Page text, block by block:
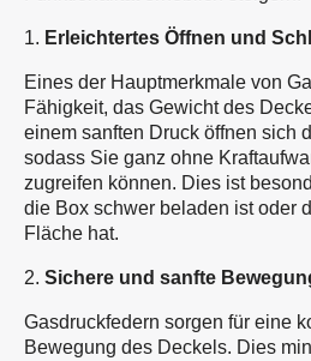
1. Erleichtertes Öffnen und
Eines der Hauptmerkmale von
Fähigkeit, das Gewicht des
einem sanften Druck öffnen sich
sodass Sie ganz ohne
zugreifen können. Dies ist
die Box schwer beladen ist oder
Fläche hat.
2. Sichere und sanfte
Gasdruckfedern sorgen für eine
Bewegung des Deckels. Dies